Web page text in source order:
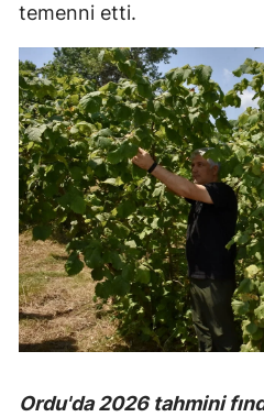
temenni etti.
Ordu'da 2026 tahmini